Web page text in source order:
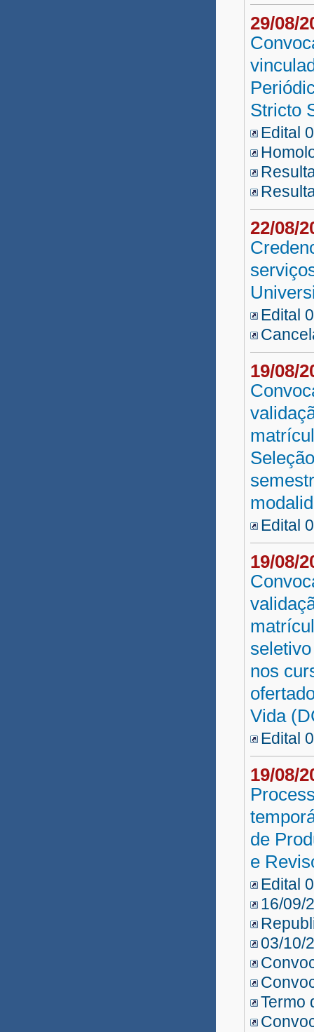
29/08/
Stricto
Edital
22/08/
Edital
19/08/
Edital
19/08/
nos
Vida
Edital
19/08/
de
e
Edital
16/09/
03/10/
Termo